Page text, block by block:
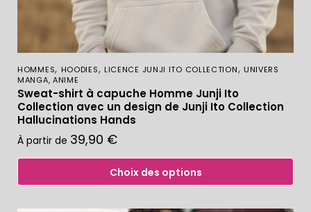
HOMMES, HOODIES, LICENCE JUNJI ITO COLLECTION, UNIVERS
MANGA, ANIME
Sweat-shirt à capuche Homme Junji Ito
Collection avec un design de Junji Ito Collection
Hallucinations Hands
À partir de 39,90 €
Choix des options